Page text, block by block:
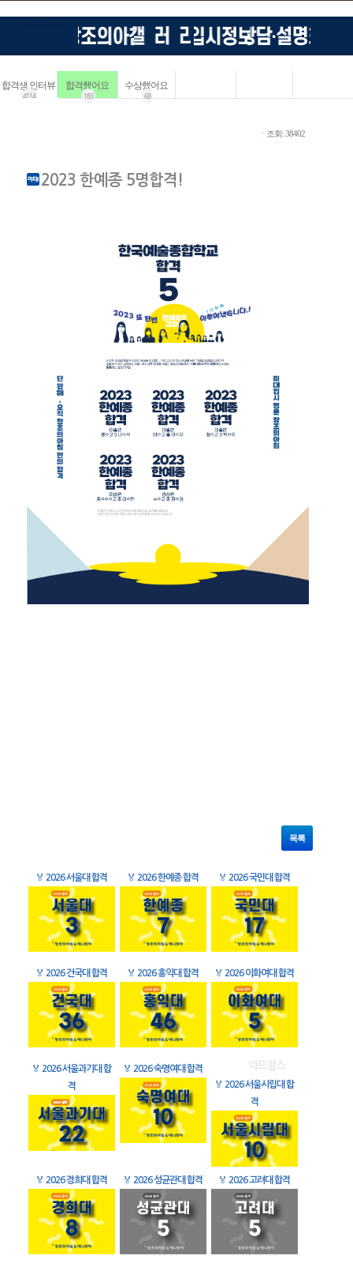
합격생 인터뷰
4114
합격했어요
183
수상했어요
68
ㆍ조회: 38402
2023 한예종 5명합격!
목록
🏅 2026 서울대 합격 🏅 2026 한예종 합격 🏅 2026 국민대 합격
🏅 2026 건국대 합격 🏅 2026 홍익대 합격 🏅 2026 이화여대 합격
🏅 2026 서울과기대 합
격
🏅 2026 숙명여대 합격
🏅 2026 서울시립대 합
격
🏅 2026 경희대 합격 🏅 2026 성균관대 합격 🏅 2026 고려대 합격